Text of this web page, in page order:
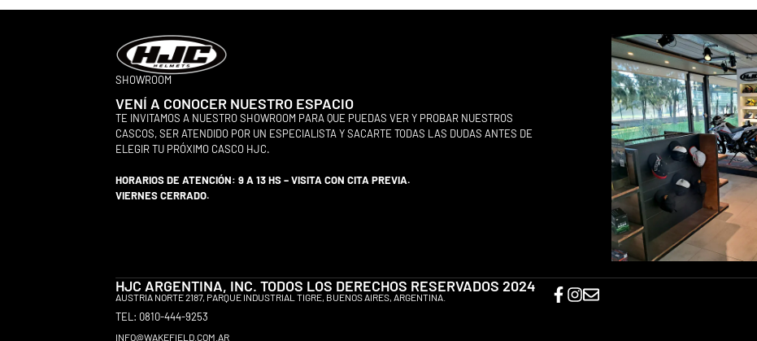
SHOWROOM
VENÍ A CONOCER NUESTRO ESPACIO
TE INVITAMOS A NUESTRO SHOWROOM PARA QUE PUEDAS VER Y PROBAR NUESTROS
CASCOS, SER ATENDIDO POR UN ESPECIALISTA Y SACARTE TODAS LAS DUDAS ANTES DE
ELEGIR TU PRÓXIMO CASCO HJC.
HORARIOS DE ATENCIÓN: 9 A 13 HS – VISITA CON CITA PREVIA.
VIERNES CERRADO.
HJC ARGENTINA, INC. TODOS LOS DERECHOS RESERVADOS 2024
AUSTRIA NORTE 2187, PARQUE INDUSTRIAL TIGRE, BUENOS AIRES, ARGENTINA.
TEL: 0810-444-9253
INFO@WAKEFIELD.COM.AR